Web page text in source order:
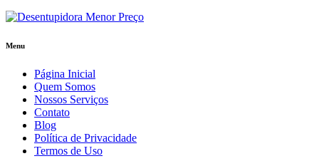
Menu
Página Inicial
Quem Somos
Nossos Serviços
Contato
Blog
Política de Privacidade
Termos de Uso